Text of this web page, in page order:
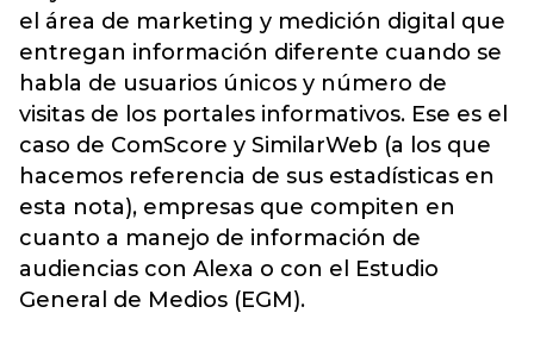
el área de marketing y medición digital que
entregan información diferente cuando se
habla de usuarios únicos y número de
visitas de los portales informativos. Ese es el
caso de ComScore y SimilarWeb (a los que
hacemos referencia de sus estadísticas en
esta nota), empresas que compiten en
cuanto a manejo de información de
audiencias con Alexa o con el Estudio
General de Medios (EGM).